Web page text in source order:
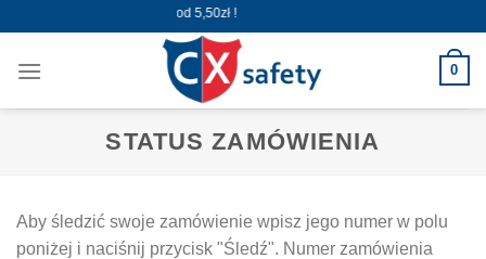
content
Wysyłka już od 5,50zł !
0
STATUS ZAMÓWIENIA
Aby śledzić swoje zamówienie wpisz jego numer w polu
poniżej i naciśnij przycisk "Śledź". Numer zamówienia